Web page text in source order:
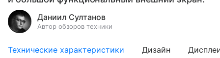
Даниил Султанов
Автор обзоров техники
Технические характеристики Дизайн